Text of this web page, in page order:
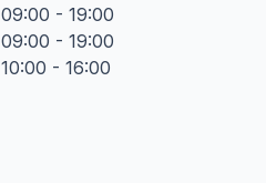
09:00 - 19:00
09:00 - 19:00
10:00 - 16:00